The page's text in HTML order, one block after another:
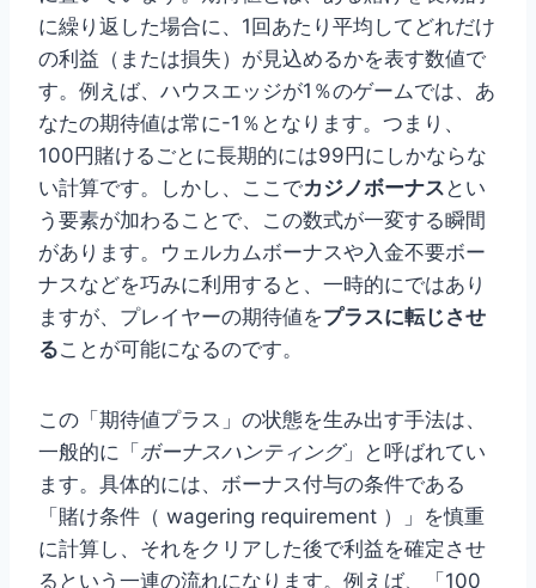
に繰り返した場合に、1回あたり平均してどれだけ
の利益（または損失）が見込めるかを表す数値で
す。例えば、ハウスエッジが1％のゲームでは、あ
なたの期待値は常に-1％となります。つまり、
100円賭けるごとに長期的には99円にしかならな
い計算です。しかし、ここでカジノボーナス とい
う要素が加わることで、この数式が一変する瞬間
があります。ウェルカムボーナスや入金不要ボー
ナスなどを巧みに利用すると、一時的にではあり
ますが、プレイヤーの期待値をプラスに転じさせ
ることが可能になるのです。
この「期待値プラス」の状態を生み出す手法は、
一般的に「ボーナスハンティング」と呼ばれてい
ます。具体的には、ボーナス付与の条件である
「賭け条件（ wagering requirement ）」を慎重
に計算し、それをクリアした後で利益を確定させ
るという一連の流れになります。例えば、「100